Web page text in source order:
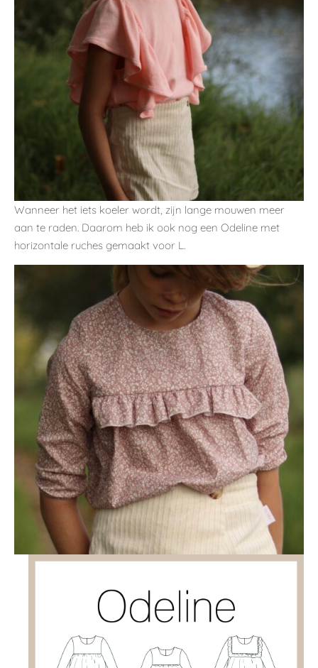
Wanneer het iets koeler wordt, zijn lange mouwen meer
aan te raden. Daarom heb ik ook nog een Odeline met
horizontale ruches gemaakt voor L.